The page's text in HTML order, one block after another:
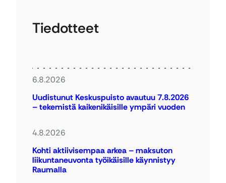
Tiedotteet
6.8.2026
Uudistunut Keskuspuisto avautuu 7.8.2026
– tekemistä kaikenikäisille ympäri vuoden
4.8.2026
Kohti aktiivisempaa arkea – maksuton
liikuntaneuvonta työikäisille käynnistyy
Raumalla